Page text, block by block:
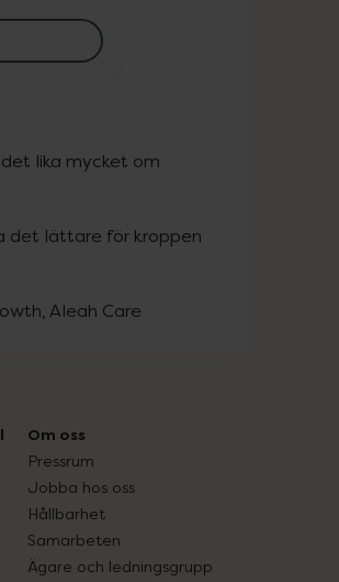
lika mycket om
det lättare för kroppen
Aleah Care
Om oss
Pressrum
Jobba hos oss
Hållbarhet
Samarbeten
Ägare och ledningsgrupp